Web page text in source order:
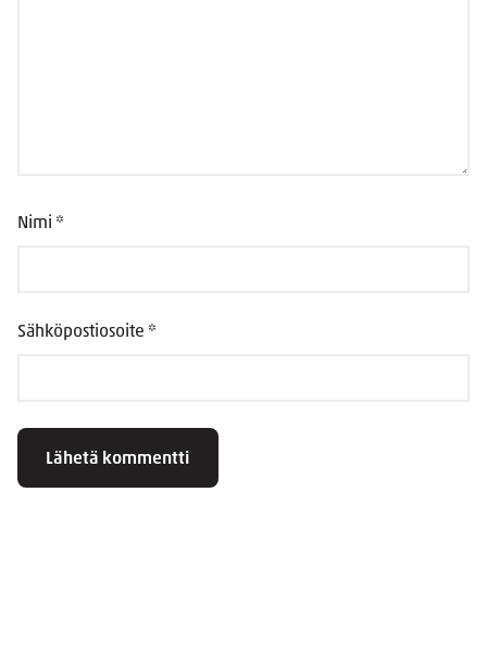
Nimi *
Sähköpostiosoite *